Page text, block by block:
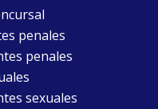
penales
penales
sexuales